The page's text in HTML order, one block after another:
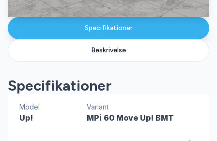
Specifikationer
Beskrivelse
Specifikationer
Model
Up!
Variant
MPi 60 Move Up! BMT